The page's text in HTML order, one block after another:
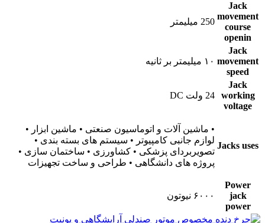
Jack
movement
course
openin
250 میلیمتر
Jack
movement
speed
۱۰ میلیمتر بر ثانیه
Jack
working
voltage
24 ولت DC
Jacks uses
• ماشین آلات و اتوماسیون صنعتی • ماشین ابزار •
لوازم جانبی کامپیوتر • سیستم های بسته بندی •
تصویربردای پزشکی • کشاورزی • ساختمان سازی •
پروژه های دانشگاهی • طراحی و ساخت تجهیزات
Power
jack
power
۶۰۰۰ نیوتون